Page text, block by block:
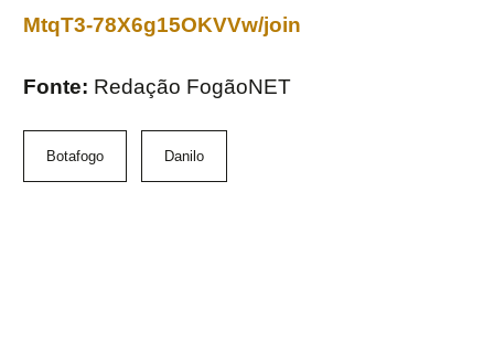
MtqT3-78X6g15OKVVw/join
Fonte: Redação FogãoNET
Botafogo Danilo